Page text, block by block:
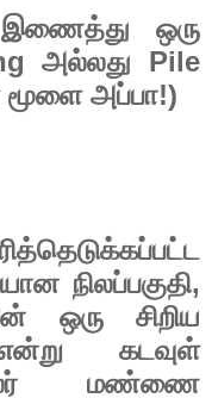
இணைத்து
ஒரு
அல்லது Pile
மூளை அப்பா!)
நிலப்பகுதி,
ஒரு
சிறிய
கடவுள்
மண்ணை